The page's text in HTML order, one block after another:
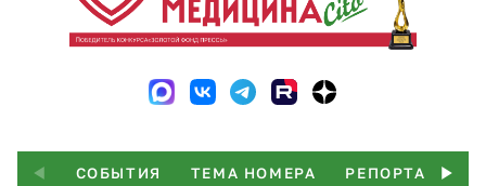
СОБЫТИЯ ТЕМА НОМЕРА РЕПОРТАЖ